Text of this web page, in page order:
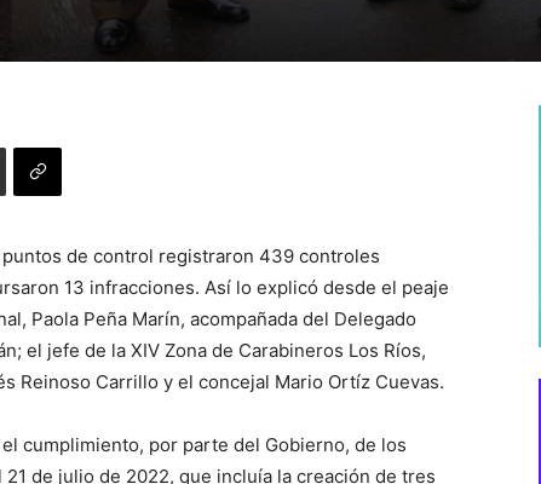
de control registraron 439 controles
13 infracciones. Así lo explicó desde el peaje
Paola Peña Marín, acompañada del Delegado
el jefe de la XIV Zona de Carabineros Los Ríos,
Reinoso Carrillo y el concejal Mario Ortíz Cuevas.
cumplimiento, por parte del Gobierno, de los
de julio de 2022, que incluía la creación de tres